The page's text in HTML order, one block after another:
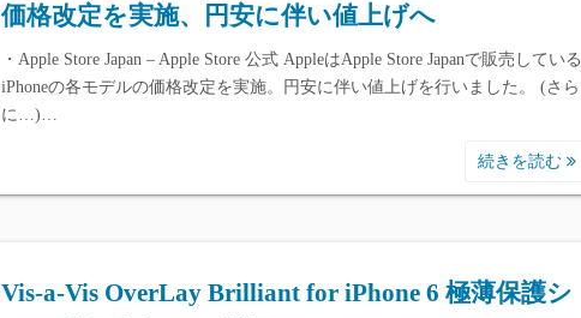
価格改定を実施、円安に伴い値上げへ
・Apple Store Japan – Apple Store 公式 AppleはApple Store Japanで販売している
iPhoneの各モデルの価格改定を実施。円安に伴い値上げを行いました。 (さら
に…)…
続きを読む
Vis-a-Vis OverLay Brilliant for iPhone 6 極薄保護シ